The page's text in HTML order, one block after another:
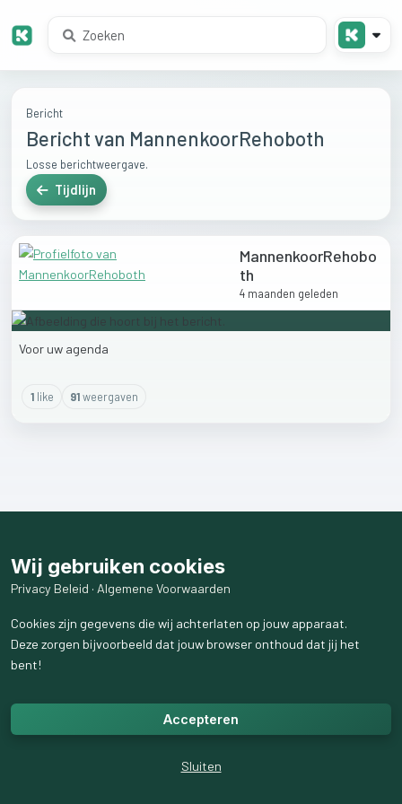
Bericht
Bericht van MannenkoorRehoboth
Losse berichtweergave.
Tijdlijn
MannenkoorRehobo
th
4 maanden geleden
Voor uw agenda
1like 91weergaven
Wij gebruiken cookies
Privacy Beleid · Algemene Voorwaarden
Cookies zijn gegevens die wij achterlaten op jouw apparaat.
Deze zorgen bijvoorbeeld dat jouw browser onthoud dat jij het
bent!
Accepteren
Sluiten